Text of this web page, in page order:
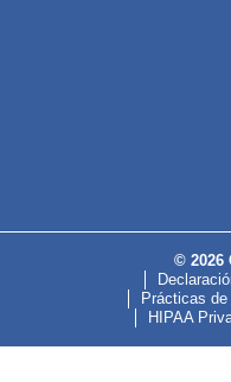
© 2026
Prácticas
HIPAA